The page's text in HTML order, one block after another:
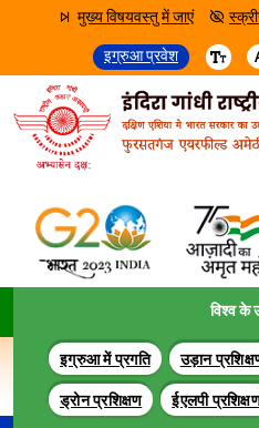
मुख्य विषयवस्तु में जाएं
इग्रुआ प्रवेश
विश्व के
इग्रुआ में प्रगति उड़ान
ड्रोन प्रशिक्षण ईएलपी